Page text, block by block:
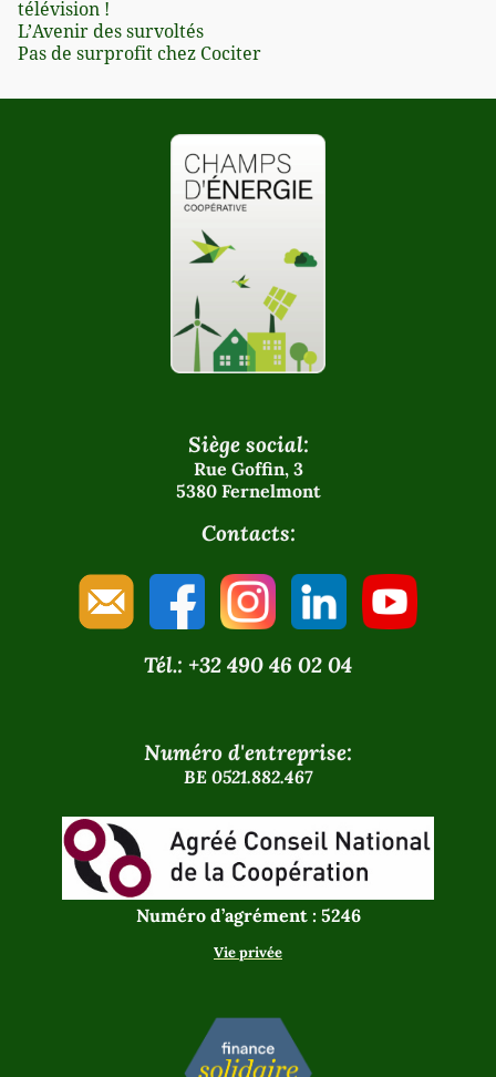
télévision !
L’Avenir des survoltés
Pas de surprofit chez Cociter
Siège social:
Rue Goffin, 3
5380 Fernelmont
Contacts:
Tél.: +32 490 46 02 04
Numéro d'entreprise:
BE 0521.882.467
Numéro d’agrément : 5246
Vie privée